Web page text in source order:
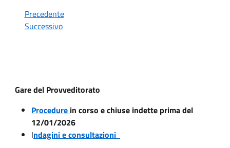
Precedente
Successivo
Gare del Provveditorato
Procedure in corso e chiuse indette prima del
12/01/2026
Indagini e consultazioni